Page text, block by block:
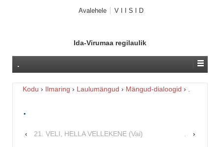
Avalehele V I I S I D
Ida-Virumaa regilaulik
.
Kodu › Ilmaring › Laulumängud › Mängud-dialoogid ›
.
‹ 21. VELI, HELLA VELLEKENE (Vai) ›